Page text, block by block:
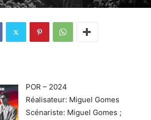
POR – 2024
Réalisateur: Miguel Gomes
Scénariste: Miguel Gomes ;